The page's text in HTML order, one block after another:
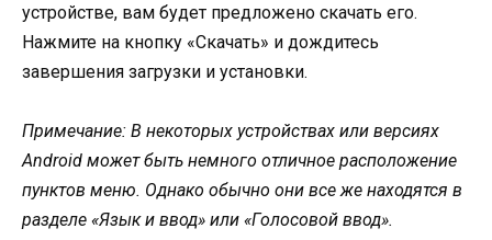
устройстве, вам будет предложено скачать его.
Нажмите на кнопку «Скачать» и дождитесь
завершения загрузки и установки.
Примечание: В некоторых устройствах или версиях
Android может быть немного отличное расположение
пунктов меню. Однако обычно они все же находятся в
разделе «Язык и ввод» или «Голосовой ввод».